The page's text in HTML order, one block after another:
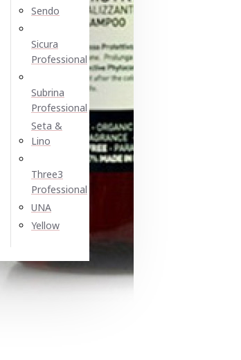
Sendo
Sicura
Professional
Subrina
Professional
Seta &
Lino
Three3
Professional
UNA
Yellow